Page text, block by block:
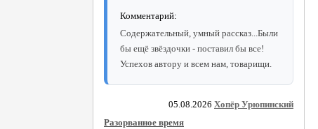
Комментарий:
Содержательный, умный рассказ...Были
бы ещё звёздочки - поставил бы все!
Успехов автору и всем нам, товарищи.
05.08.2026 Хопёр Урюпинский
Разорванное время